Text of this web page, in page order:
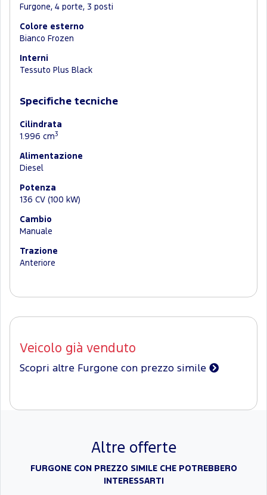
Furgone, 4 porte, 3 posti
Colore esterno
Bianco Frozen
Interni
Tessuto Plus Black
Specifiche tecniche
Cilindrata
1.996 cm3
Alimentazione
Diesel
Potenza
136 CV (100 kW)
Cambio
Manuale
Trazione
Anteriore
Veicolo già venduto
Scopri altre Furgone con prezzo simile
Altre offerte
FURGONE CON PREZZO SIMILE CHE POTREBBERO
INTERESSARTI